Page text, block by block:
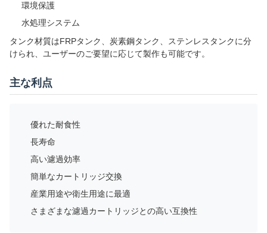
環境保護
水処理システム
タンク材質はFRPタンク、炭素鋼タンク、ステンレスタンクに分
けられ、ユーザーのご要望に応じて製作も可能です。
主な利点
優れた耐食性
長寿命
高い濾過効率
簡単なカートリッジ交換
産業用途や衛生用途に最適
さまざまな濾過カートリッジとの高い互換性